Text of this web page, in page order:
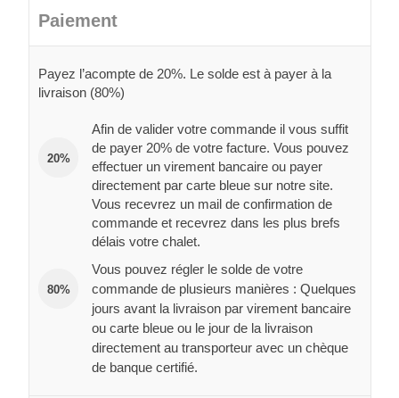
Paiement
Payez l’acompte de 20%. Le solde est à payer à la
livraison (80%)
20%
Afin de valider votre commande il vous suffit
de payer 20% de votre facture. Vous pouvez
effectuer un virement bancaire ou payer
directement par carte bleue sur notre site.
Vous recevrez un mail de confirmation de
commande et recevrez dans les plus brefs
délais votre chalet.
80%
Vous pouvez régler le solde de votre
commande de plusieurs manières : Quelques
jours avant la livraison par virement bancaire
ou carte bleue ou le jour de la livraison
directement au transporteur avec un chèque
de banque certifié.